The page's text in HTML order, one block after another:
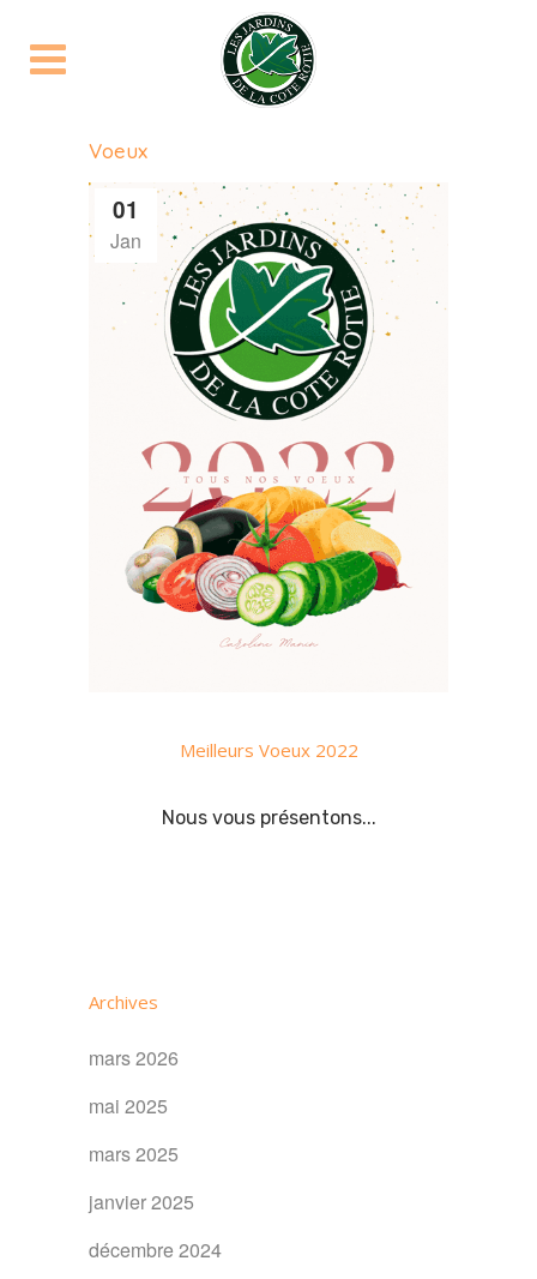
Voeux
01
Jan
Meilleurs Voeux 2022
Nous vous présentons...
Archives
mars 2026
mai 2025
mars 2025
janvier 2025
décembre 2024